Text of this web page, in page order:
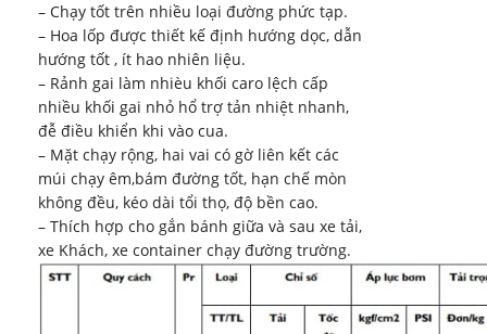
– Chạy tốt trên nhiều loại đường phức tạp.
– Hoa lốp được thiết kế định hướng dọc, dẫn
hướng tốt , ít hao nhiên liệu.
– Rảnh gai làm nhièu khối caro lệch cấp
nhiều khối gai nhỏ hổ trợ tản nhiệt nhanh,
đễ điều khiển khi vào cua.
– Mặt chạy rộng, hai vai có gờ liên kết các
múi chạy êm,bám đường tốt, hạn chế mòn
không đều, kéo dài tổi thọ, độ bền cao.
– Thích hợp cho gắn bánh giữa và sau xe tải,
xe Khách, xe container chạy đường trường.